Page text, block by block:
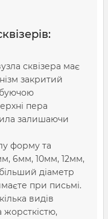
сквізера має
закритий
пера
залишаючи
форму та
6мм, 10мм, 12мм,
діаметр
при письмі.
видів
жорсткістю,